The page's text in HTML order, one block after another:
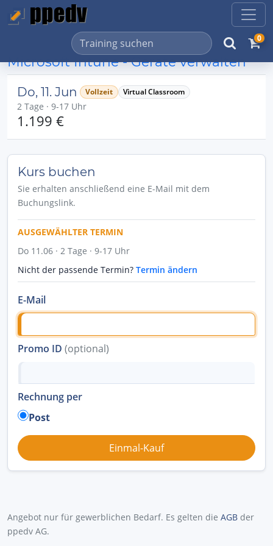
0
Microsoft Intune - Geräte verwalten
Do, 11. Jun Vollzeit Virtual Classroom
2 Tage · 9-17 Uhr
1.199 €
Kurs buchen
Sie erhalten anschließend eine E-Mail mit dem
Buchungslink.
AUSGEWÄHLTER TERMIN
Do 11.06 · 2 Tage · 9-17 Uhr
Nicht der passende Termin? Termin ändern
E-Mail
Promo ID (optional)
Rechnung per
Post
Angebot nur für gewerblichen Bedarf. Es gelten die AGB der
ppedv AG.